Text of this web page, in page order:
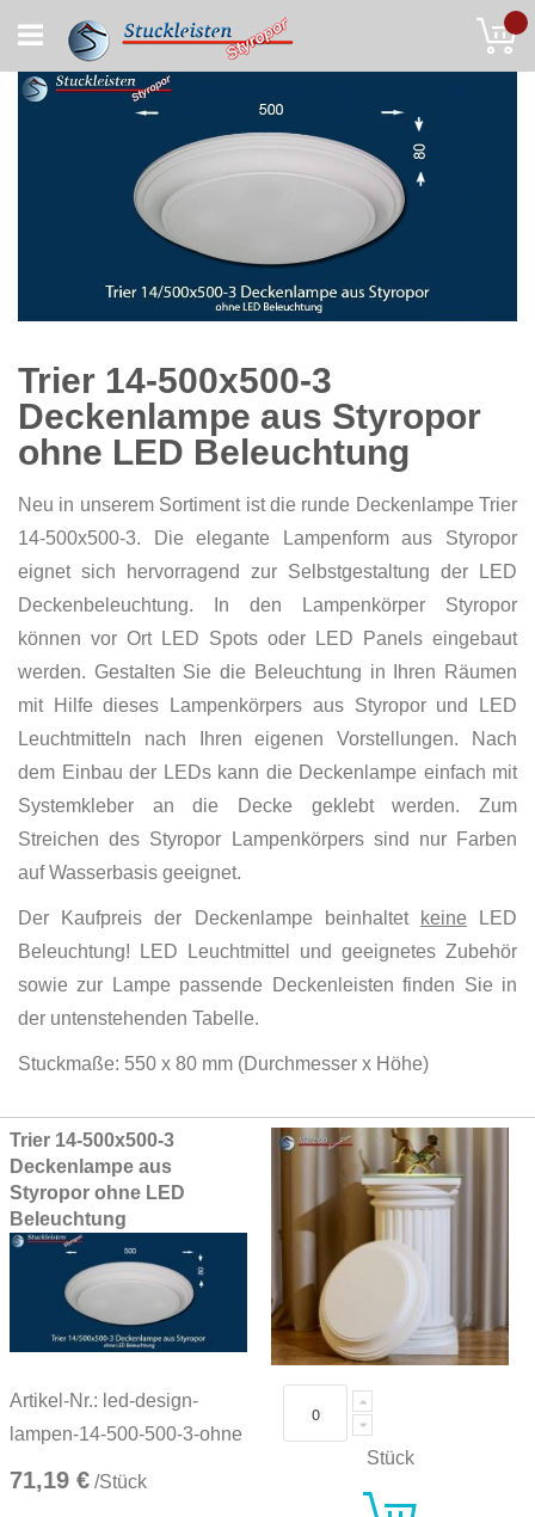
to
Content
Trier 14-500x500-3
Deckenlampe aus Styropor
ohne LED Beleuchtung
Neu in unserem Sortiment ist die runde Deckenlampe Trier
14-500x500-3. Die elegante Lampenform aus Styropor
eignet sich hervorragend zur Selbstgestaltung der LED
Deckenbeleuchtung. In den Lampenkörper Styropor
können vor Ort LED Spots oder LED Panels eingebaut
werden. Gestalten Sie die Beleuchtung in Ihren Räumen
mit Hilfe dieses Lampenkörpers aus Styropor und LED
Leuchtmitteln nach Ihren eigenen Vorstellungen. Nach
dem Einbau der LEDs kann die Deckenlampe einfach mit
Systemkleber an die Decke geklebt werden. Zum
Streichen des Styropor Lampenkörpers sind nur Farben
auf Wasserbasis geeignet.
Der Kaufpreis der Deckenlampe beinhaltet keine LED
Beleuchtung! LED Leuchtmittel und geeignetes Zubehör
sowie zur Lampe passende Deckenleisten finden Sie in
der untenstehenden Tabelle.
Stuckmaße: 550 x 80 mm (Durchmesser x Höhe)
Grouped
product
items
Trier 14-500x500-3
Deckenlampe aus
Styropor ohne LED
Beleuchtung
Artikel-Nr.: led-design-
lampen-14-500-500-3-ohne
71,19 € /Stück
Stück